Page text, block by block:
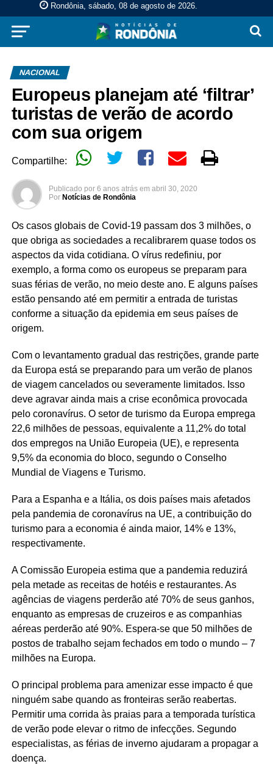
Rondônia, sábado, 08 de agosto de 2026.
NACIONAL
Europeus planejam até ‘filtrar’
turistas de verão de acordo
com sua origem
Compartilhe:
Publicado por 6 anos atrás em abril 30, 2020
Por Notícias de Rondônia
Os casos globais de Covid-19 passam dos 3 milhões, o
que obriga as sociedades a recalibrarem quase todos os
aspectos da vida cotidiana. O vírus redefiniu, por
exemplo, a forma como os europeus se preparam para
suas férias de verão, no meio deste ano. E alguns países
estão pensando até em permitir a entrada de turistas
conforme a situação da epidemia em seus países de
origem.
Com o levantamento gradual das restrições, grande parte
da Europa está se preparando para um verão de planos
de viagem cancelados ou severamente limitados. Isso
deve agravar ainda mais a crise econômica provocada
pelo coronavírus. O setor de turismo da Europa emprega
22,6 milhões de pessoas, equivalente a 11,2% do total
dos empregos na União Europeia (UE), e representa
9,5% da economia do bloco, segundo o Conselho
Mundial de Viagens e Turismo.
Para a Espanha e a Itália, os dois países mais afetados
pela pandemia de coronavírus na UE, a contribuição do
turismo para a economia é ainda maior, 14% e 13%,
respectivamente.
A Comissão Europeia estima que a pandemia reduzirá
pela metade as receitas de hotéis e restaurantes. As
agências de viagens perderão até 70% de seus ganhos,
enquanto as empresas de cruzeiros e as companhias
aéreas perderão até 90%. Espera-se que 50 milhões de
postos de trabalho sejam fechados em todo o mundo – 7
milhões na Europa.
O principal problema para amenizar esse impacto é que
ninguém sabe quando as fronteiras serão reabertas.
Permitir uma corrida às praias para a temporada turística
de verão pode elevar o ritmo de infecções. Segundo
especialistas, as férias de inverno ajudaram a propagar a
doença.